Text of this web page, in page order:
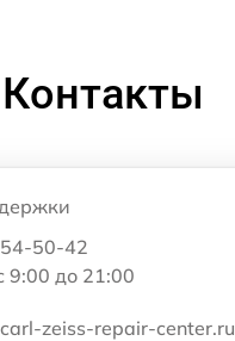
Контакты
50-42
9:00 до 21:00
zeiss-repair-center.ru